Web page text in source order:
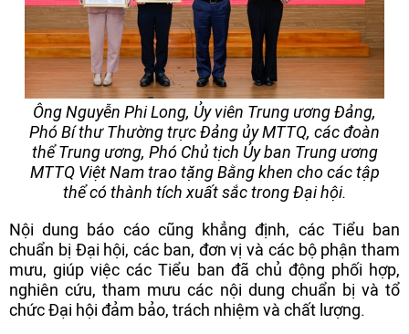
Ông Nguyễn Phi Long, Ủy viên Trung ương Đảng,
Phó Bí thư Thường trực Đảng ủy MTTQ, các đoàn
thể Trung ương, Phó Chủ tịch Ủy ban Trung ương
MTTQ Việt Nam trao tặng Bằng khen cho các tập
thể có thành tích xuất sắc trong Đại hội.
Nội dung báo cáo cũng khẳng định, các Tiểu ban
chuẩn bị Đại hội, các ban, đơn vị và các bộ phận tham
mưu, giúp việc các Tiểu ban đã chủ động phối hợp,
nghiên cứu, tham mưu các nội dung chuẩn bị và tổ
chức Đại hội đảm bảo, trách nhiệm và chất lượng.